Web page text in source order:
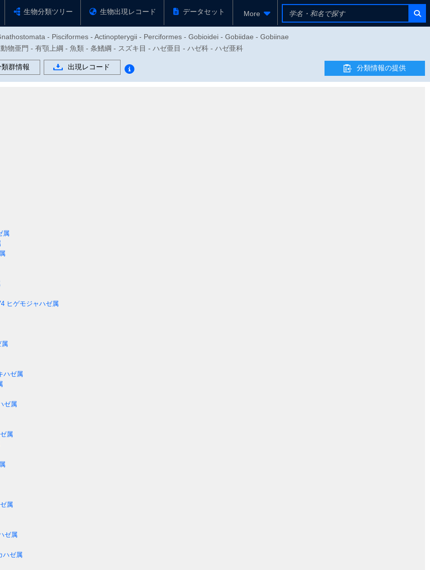
生物分類ツリー 生物出現レコード データセット More
- Pisciformes - Actinopterygii - Perciformes - Gobioidei - Gobiidae - Gobiinae
物亜門 - 有顎上綱 - 魚類 - 条鰭綱 - スズキ目 - ハゼ亜目 - ハゼ科 - ハゼ亜科
類群情報 出現レコード 分類情報の提供
属
ヒゲモジャハゼ属
ハゼ属
ゼ属
属
属
ゼ属
ハゼ属